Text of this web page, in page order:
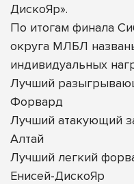
ДискоЯр».
По итогам финала
округа МЛБЛ
индивидуальных
Лучший
Форвард
Лучший атакующий
Алтай
Лучший легкий
Енисей-ДискоЯр